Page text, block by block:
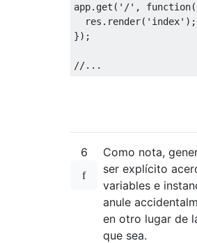
app.get( '/' , function(
  res.render(
'index' );
});
//...
6
Como nota,
ser explícito
variables e
anule
en otro lugar de
que sea.